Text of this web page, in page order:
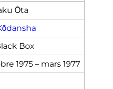
Ōta
Box
1975 – mars 1977